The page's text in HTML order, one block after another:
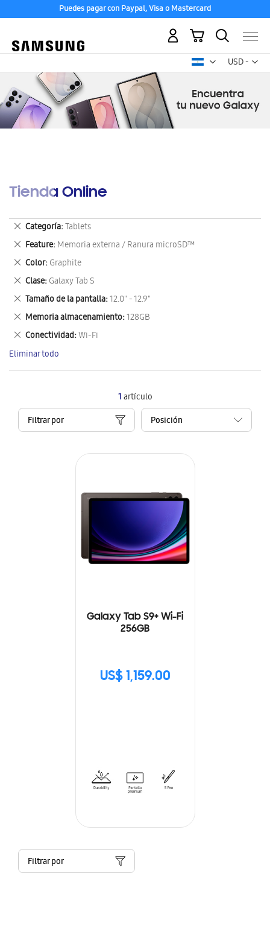
Puedes pagar con Paypal, Visa o Mastercard
USD -
dólar
Mi carrito
Tienda Online
1artículo
Filtrar por
Galaxy Tab S9+ Wi-Fi
256GB
US$ 1,159.00
Filtrar por
Categoría Tablets
Eliminar
este
artículo
Feature Memoria externa / Ranura microSD™
Eliminar
este
artículo
Color Graphite
Eliminar
este
artículo
Clase Galaxy Tab S
Eliminar
este
artículo
Tamaño de la pantalla 12.0" - 12.9"
Eliminar
este
artículo
Memoria almacenamiento 128GB
Eliminar
este
artículo
Conectividad Wi-Fi
Eliminar
este
artículo
Eliminar todo